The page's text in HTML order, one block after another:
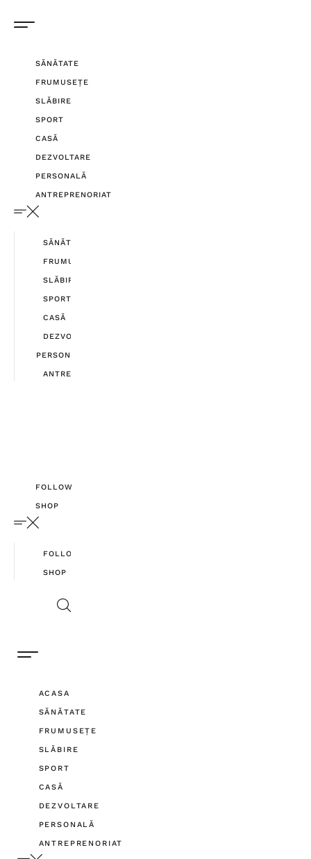
SĂNĂTATE
FRUMUSEȚE
SLĂBIRE
SPORT
CASĂ
DEZVOLTARE
PERSONALĂ
ANTREPRENORIAT
SĂNĂTATE
FRUMUSEȚE
SLĂBIRE
SPORT
CASĂ
DEZVOLTARE
PERSONALĂ
ANTREPRENORIAT
FOLLOW
SHOP
FOLLOW
SHOP
ACASA
SĂNĂTATE
FRUMUSEȚE
SLĂBIRE
SPORT
CASĂ
DEZVOLTARE
PERSONALĂ
ANTREPRENORIAT